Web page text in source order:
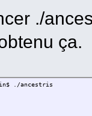
./
ça.
./ancestris